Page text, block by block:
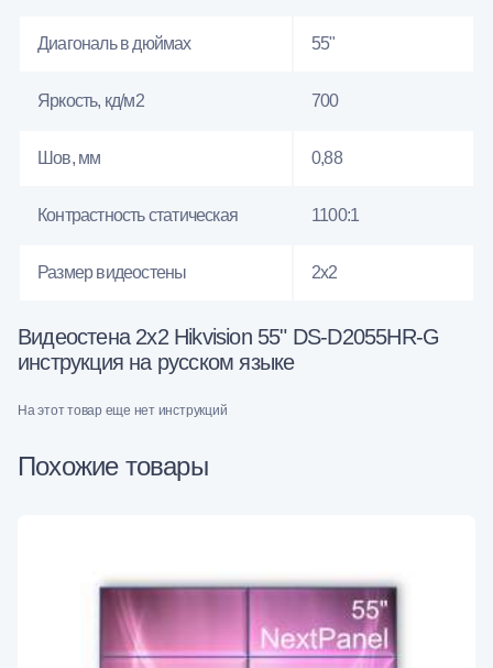
Диагональ в дюймах 55"
Яркость, кд/м2 700
Шов, мм 0,88
Контрастность статическая 1100:1
Размер видеостены 2x2
Видеостена 2x2 Hikvision 55" DS-D2055HR-G
инструкция на русском языке
На этот товар еще нет инструкций
Похожие товары